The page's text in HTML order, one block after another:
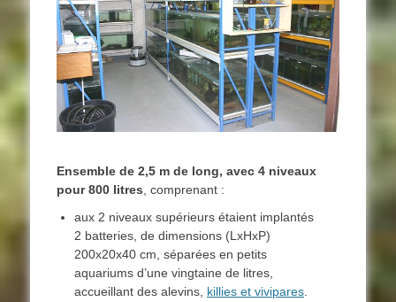
Ensemble de 2,5 m de long, avec 4 niveaux
pour 800 litres , comprenant :
aux 2 niveaux supérieurs étaient implantés
2 batteries, de dimensions (LxHxP)
200x20x40 cm, séparées en petits
aquariums d’une vingtaine de litres,
accueillant des alevins, killies et vivipares